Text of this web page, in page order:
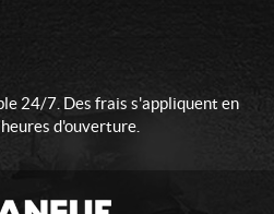
24/7. Des frais s'appliquent en
d'ouverture.